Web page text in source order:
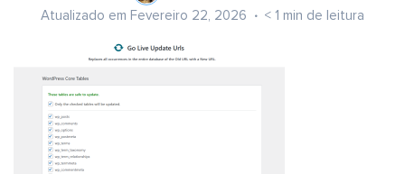
Atualizado em Fevereiro 22, 2026 < 1 min de leitura